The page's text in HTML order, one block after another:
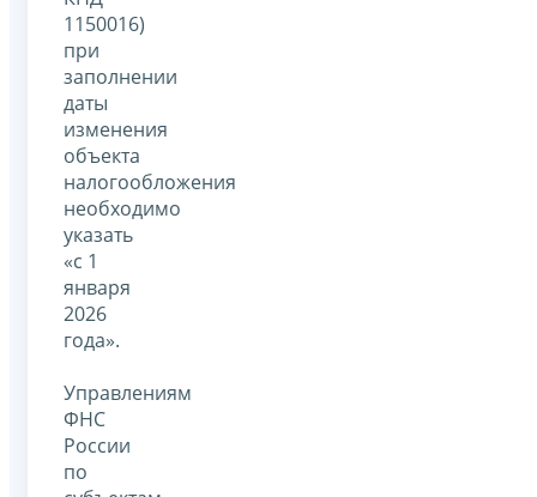
1150016)
при
заполнении
даты
изменения
объекта
налогообложения
необходимо
указать
«с 1
января
2026
года».
Управлениям
ФНС
России
по